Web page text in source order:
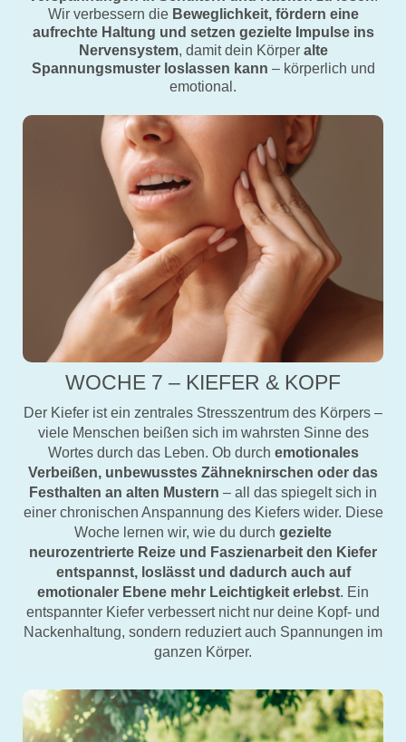
Wir verbessern die Beweglichkeit, fördern eine
aufrechte Haltung und setzen gezielte Impulse ins
Nervensystem, damit dein Körper alte
Spannungsmuster loslassen kann – körperlich und
emotional.
WOCHE 7 – KIEFER & KOPF
Der Kiefer ist ein zentrales Stresszentrum des Körpers –
viele Menschen beißen sich im wahrsten Sinne des
Wortes durch das Leben. Ob durch emotionales
Verbeißen, unbewusstes Zähneknirschen oder das
Festhalten an alten Mustern – all das spiegelt sich in
einer chronischen Anspannung des Kiefers wider. Diese
Woche lernen wir, wie du durch gezielte
neurozentrierte Reize und Faszienarbeit den Kiefer
entspannst, loslässt und dadurch auch auf
emotionaler Ebene mehr Leichtigkeit erlebst. Ein
entspannter Kiefer verbessert nicht nur deine Kopf- und
Nackenhaltung, sondern reduziert auch Spannungen im
ganzen Körper.